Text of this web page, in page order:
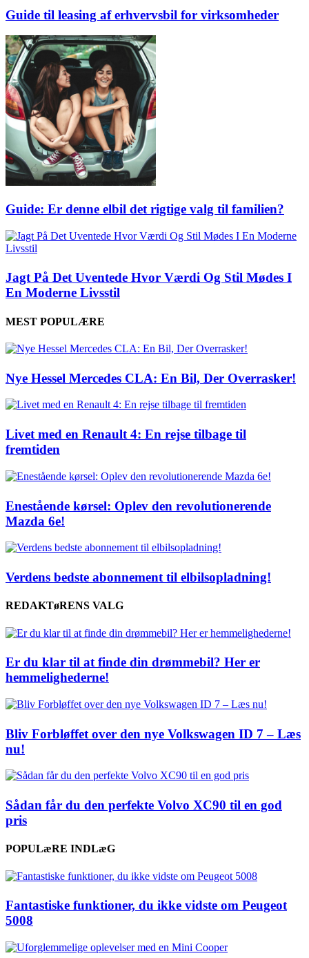
Guide til leasing af erhvervsbil for virksomheder
Guide: Er denne elbil det rigtige valg til familien?
Jagt På Det Uventede Hvor Værdi Og Stil Mødes I
En Moderne Livsstil
MEST POPULÆRE
Nye Hessel Mercedes CLA: En Bil, Der Overrasker!
Livet med en Renault 4: En rejse tilbage til
fremtiden
Enestående kørsel: Oplev den revolutionerende
Mazda 6e!
Verdens bedste abonnement til elbilsopladning!
REDAKTøRENS VALG
Er du klar til at finde din drømmebil? Her er
hemmelighederne!
Bliv Forbløffet over den nye Volkswagen ID 7 – Læs
nu!
Sådan får du den perfekte Volvo XC90 til en god
pris
POPULæRE INDLæG
Fantastiske funktioner, du ikke vidste om Peugeot
5008